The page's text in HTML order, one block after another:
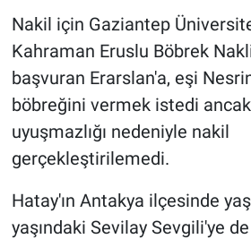
Nakil için Gaziantep
Kahraman Eruslu Böbrek
başvuran Erarslan'a, eşi
böbreğini vermek istedi
uyuşmazlığı nedeniyle nakil
gerçekleştirilemedi.
Hatay'ın Antakya ilçesinde
yaşındaki Sevilay Sevgili'ye